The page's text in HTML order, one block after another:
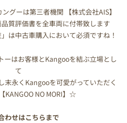
グーは第三者機関 【株式会社AIS】
質評価書を全車両に付帯致します
は中古車購入において必須ですね！
ーはお客様とKangooを結ぶ立場とし
て
末永くKangooを可愛がっていただく
KANGOO NO MORI】☆
わせはこちらまで